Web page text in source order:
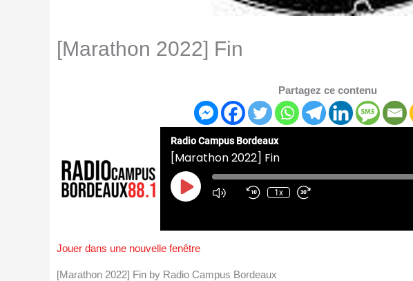
[Marathon 2022] Fin
Partagez ce contenu
Radio Campus Bordeaux
[Marathon 2022] Fin
Play
Episode
1x
Jouer dans une nouvelle fenêtre
[Marathon 2022] Fin by Radio Campus Bordeaux